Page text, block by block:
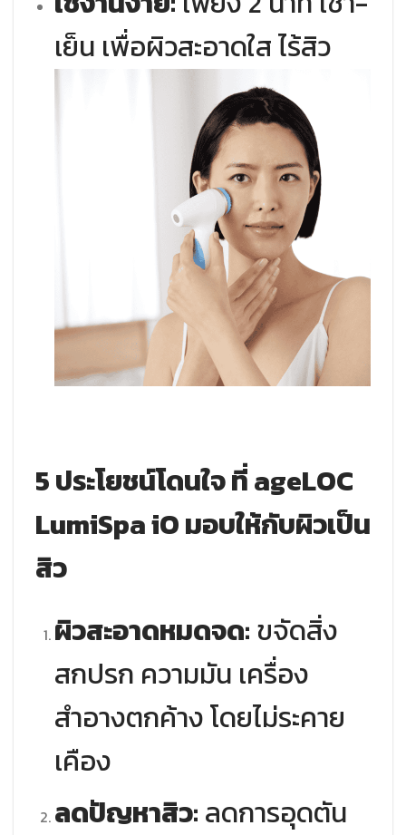
เย็น เพื่อผิวสะอาดใส ไร้สิว
5 ประโยชน์โดนใจ ที่ ageLOC
LumiSpa iO มอบให้กับผิวเป็น
สิว
ผิวสะอาดหมดจด: ขจัดสิ่ง
สกปรก ความมัน เครื่อง
สำอางตกค้าง โดยไม่ระคาย
เคือง
ลดปัญหาสิว: ลดการอุดตัน